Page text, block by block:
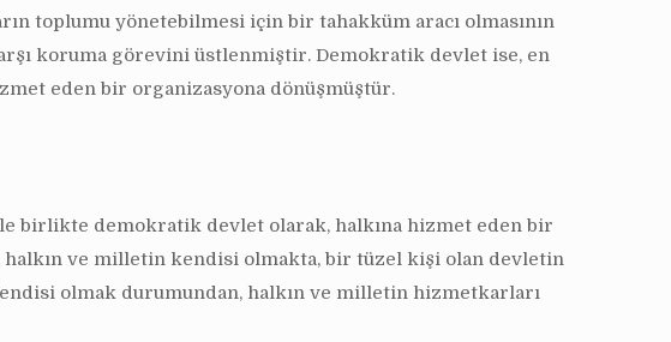
toplumu yönetebilmesi için bir tahakküm aracı olmasının
koruma görevini üstlenmiştir. Demokratik devlet ise, en
eden bir organizasyona dönüşmüştür.
birlikte demokratik devlet olarak, halkına hizmet eden bir
ve milletin kendisi olmakta, bir tüzel kişi olan devletin
olmak durumundan, halkın ve milletin hizmetkarları